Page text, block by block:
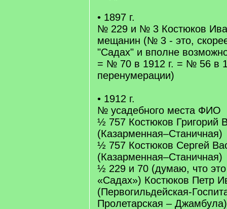
• 1897 г.
№ 229 и № 3 Костюков
мещанин (№ 3 - это, скорее
"Садах" и вполне
= № 70 в 1912 г. = № 56 в
перенумерации)
• 1912 г.
№ усадебного места ФИО
½ 757 Костюков Григорий
(Казарменная–Станичная)
½ 757 Костюков Сергей
(Казарменная–Станичная)
½ 229 и 70 (думаю, что это
«Садах») Костюков Петр
(Первогильдейская-
Пролетарская – Джамбула)